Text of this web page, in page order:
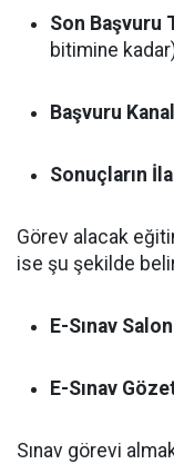
Son Başvuru
bitimine
Başvuru
Sonuçların
Görev alacak
ise şu şekilde
E-Sınav
E-Sınav
Sınav görevi